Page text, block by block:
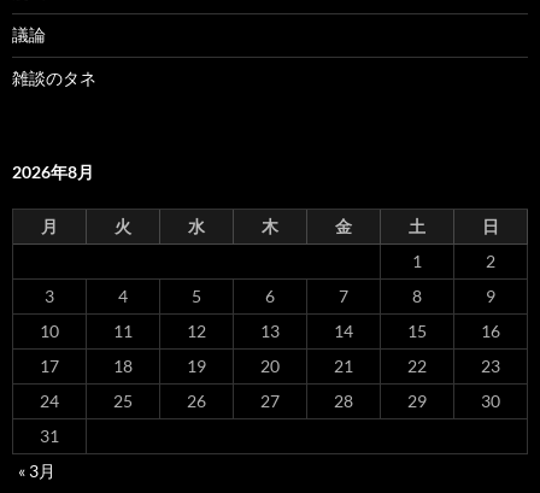
議論
雑談のタネ
2026年8月
月 火 水 木 金 土
日
1
2
3
4 5 6 7 8
9
10
11 12 13 14 15
16
17
18 19 20 21 22
23
24
25 26 27 28 29
30
31
« 3月